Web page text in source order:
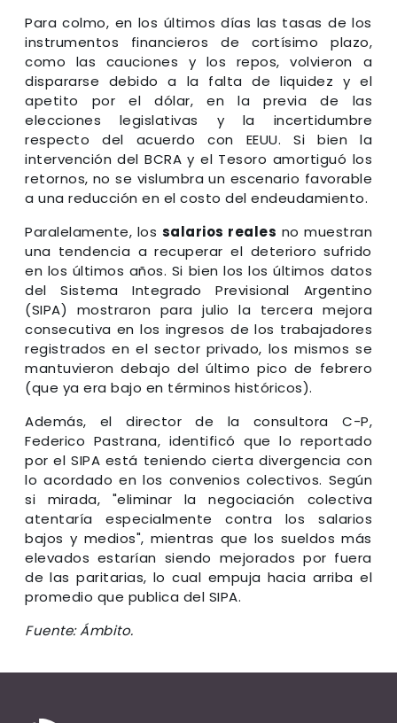
Para colmo, en los últimos días las tasas de los
instrumentos financieros de cortísimo plazo,
como las cauciones y los repos, volvieron a
dispararse debido a la falta de liquidez y el
apetito por el dólar, en la previa de las
elecciones legislativas y la incertidumbre
respecto del acuerdo con EEUU. Si bien la
intervención del BCRA y el Tesoro amortiguó los
retornos, no se vislumbra un escenario favorable
a una reducción en el costo del endeudamiento.
Paralelamente, los salarios reales no muestran
una tendencia a recuperar el deterioro sufrido
en los últimos años. Si bien los los últimos datos
del Sistema Integrado Previsional Argentino
(SIPA) mostraron para julio la tercera mejora
consecutiva en los ingresos de los trabajadores
registrados en el sector privado, los mismos se
mantuvieron debajo del último pico de febrero
(que ya era bajo en términos históricos).
Además, el director de la consultora C-P,
Federico Pastrana, identificó que lo reportado
por el SIPA está teniendo cierta divergencia con
lo acordado en los convenios colectivos. Según
si mirada, "eliminar la negociación colectiva
atentaría especialmente contra los salarios
bajos y medios", mientras que los sueldos más
elevados estarían siendo mejorados por fuera
de las paritarias, lo cual empuja hacia arriba el
promedio que publica del SIPA.
Fuente: Ámbito.